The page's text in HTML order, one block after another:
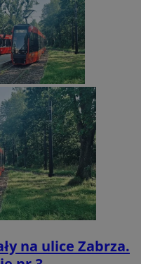
na ulice Zabrza.